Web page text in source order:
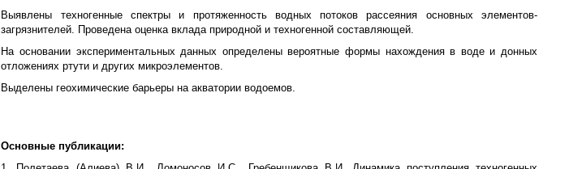
Выявлены техногенные спектры и протяженность водных потоков рассеяния основных элементов-
загрязнителей. Проведена оценка вклада природной и техногенной составляющей.
На основании экспериментальных данных определены вероятные формы нахождения в воде и донных
отложениях ртути и других микроэлементов.
Выделены геохимические барьеры на акватории водоемов.
Основные публикации: